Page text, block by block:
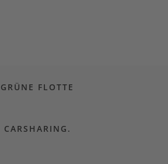
GRÜNE FLOTTE
CARSHARING.